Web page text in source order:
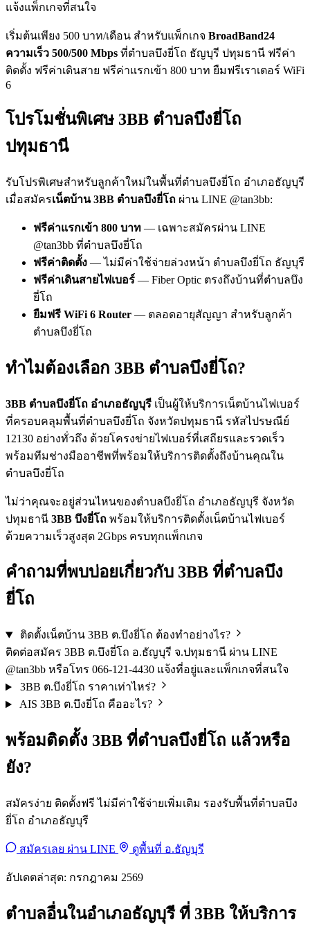
แจ้งแพ็กเกจที่สนใจ
เริ่มต้นเพียง 500 บาท/เดือน สำหรับแพ็กเกจ BroadBand24
ความเร็ว 500/500 Mbps ที่ตำบลบึงยี่โถ ธัญบุรี ปทุมธานี ฟรีค่า
ติดตั้ง ฟรีค่าเดินสาย ฟรีค่าแรกเข้า 800 บาท ยืมฟรีเราเตอร์ WiFi
6
โปรโมชั่นพิเศษ 3BB ตำบลบึงยี่โถ
ปทุมธานี
รับโปรพิเศษสำหรับลูกค้าใหม่ในพื้นที่ตำบลบึงยี่โถ อำเภอธัญบุรี
เมื่อสมัครเน็ตบ้าน 3BB ตำบลบึงยี่โถ ผ่าน LINE @tan3bb:
ฟรีค่าแรกเข้า 800 บาท — เฉพาะสมัครผ่าน LINE
@tan3bb ที่ตำบลบึงยี่โถ
ฟรีค่าติดตั้ง — ไม่มีค่าใช้จ่ายล่วงหน้า ตำบลบึงยี่โถ ธัญบุรี
ฟรีค่าเดินสายไฟเบอร์ — Fiber Optic ตรงถึงบ้านที่ตำบลบึง
ยี่โถ
ยืมฟรี WiFi 6 Router — ตลอดอายุสัญญา สำหรับลูกค้า
ตำบลบึงยี่โถ
ทำไมต้องเลือก 3BB ตำบลบึงยี่โถ?
3BB ตำบลบึงยี่โถ อำเภอธัญบุรี เป็นผู้ให้บริการเน็ตบ้านไฟเบอร์
ที่ครอบคลุมพื้นที่ตำบลบึงยี่โถ จังหวัดปทุมธานี รหัสไปรษณีย์
12130 อย่างทั่วถึง ด้วยโครงข่ายไฟเบอร์ที่เสถียรและรวดเร็ว
พร้อมทีมช่างมืออาชีพที่พร้อมให้บริการติดตั้งถึงบ้านคุณใน
ตำบลบึงยี่โถ
ไม่ว่าคุณจะอยู่ส่วนไหนของตำบลบึงยี่โถ อำเภอธัญบุรี จังหวัด
ปทุมธานี 3BB บึงยี่โถ พร้อมให้บริการติดตั้งเน็ตบ้านไฟเบอร์
ด้วยความเร็วสูงสุด 2Gbps ครบทุกแพ็กเกจ
คำถามที่พบบ่อยเกี่ยวกับ 3BB ที่ตำบลบึง
ยี่โถ
ติดตั้งเน็ตบ้าน 3BB ต.บึงยี่โถ ต้องทำอย่างไร?
ติดต่อสมัคร 3BB ต.บึงยี่โถ อ.ธัญบุรี จ.ปทุมธานี ผ่าน LINE
@tan3bb หรือโทร 066-121-4430 แจ้งที่อยู่และแพ็กเกจที่สนใจ
3BB ต.บึงยี่โถ ราคาเท่าไหร่?
AIS 3BB ต.บึงยี่โถ คืออะไร?
พร้อมติดตั้ง 3BB ที่ตำบลบึงยี่โถ แล้วหรือ
ยัง?
สมัครง่าย ติดตั้งฟรี ไม่มีค่าใช้จ่ายเพิ่มเติม รองรับพื้นที่ตำบลบึง
ยี่โถ อำเภอธัญบุรี
สมัครเลย ผ่าน LINE ดูพื้นที่ อ.ธัญบุรี
อัปเดตล่าสุด: กรกฎาคม 2569
ตำบลอื่นในอำเภอธัญบุรี ที่ 3BB ให้บริการ